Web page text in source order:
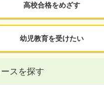
高校合格をめざす
幼児教育を受けたい
スを探す